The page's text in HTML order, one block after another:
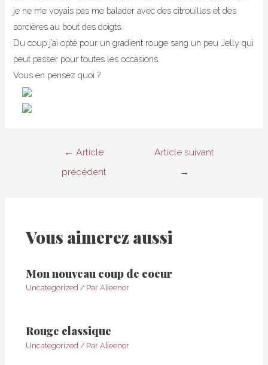
je ne me voyais pas me balader avec des citrouilles et des
sorcières au bout des doigts.
Du coup j’ai opté pour un gradient rouge sang un peu Jelly qui
peut passer pour toutes les occasions.
Vous en pensez quoi ?
Navigation
← Article
précédent
Article suivant
→
Vous aimerez aussi
Mon nouveau coup de coeur
Uncategorized / Par Alieenor
Rouge classique
Uncategorized / Par Alieenor